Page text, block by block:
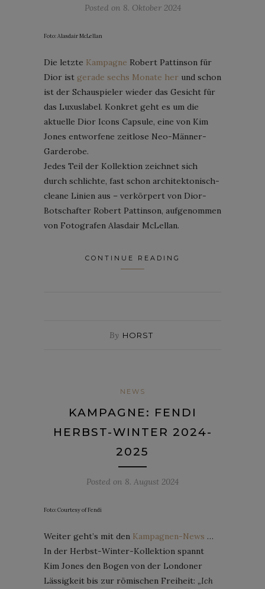
Posted on 8. Oktober 2024
Foto: Alasdair McLellan
Die letzte Kampagne Robert Pattinson für
Dior ist gerade sechs Monate her und schon
ist der Schauspieler wieder das Gesicht für
das Luxuslabel. Konkret geht es um die
aktuelle Dior Icons Capsule, eine von Kim
Jones entworfene zeitlose Neo-Männer-
Garderobe.
Jedes Teil der Kollektion zeichnet sich
durch schlichte, fast schon architektonisch-
cleane Linien aus – verkörpert von Dior-
Botschafter Robert Pattinson, aufgenommen
von Fotografen Alasdair McLellan.
CONTINUE READING
By HORST
NEWS
KAMPAGNE: FENDI
HERBST-WINTER 2024-
2025
Posted on 8. August 2024
Foto: Courtesy of Fendi
Weiter geht’s mit den Kampagnen-News …
In der Herbst-Winter-Kollektion spannt
Kim Jones den Bogen von der Londoner
Lässigkeit bis zur römischen Freiheit: „Ich